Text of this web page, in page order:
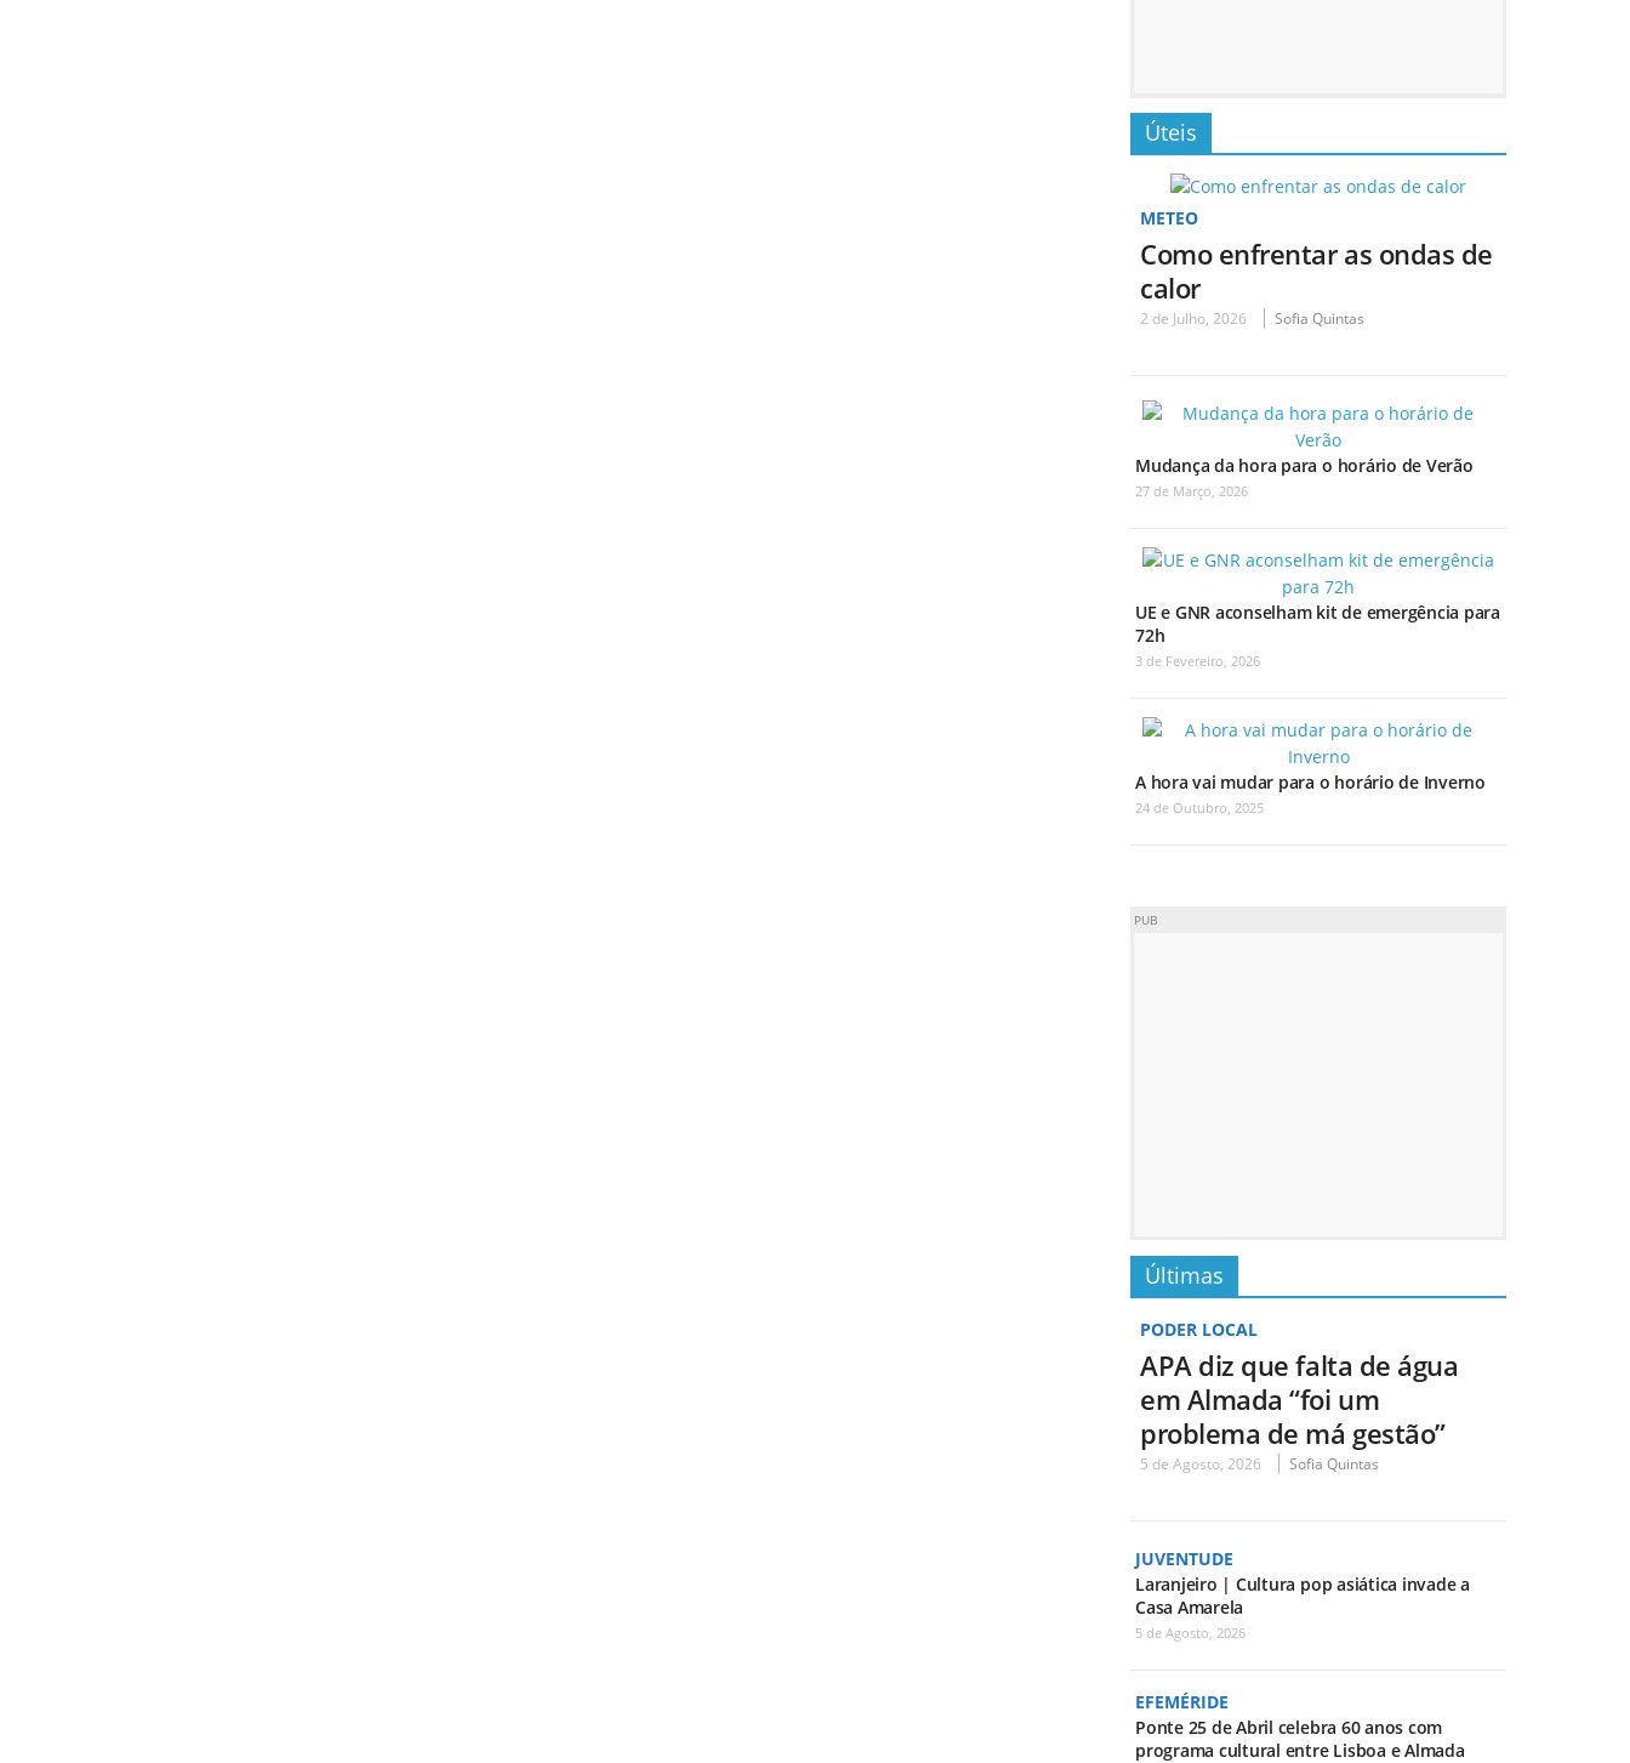
Úteis
METEO
Como enfrentar as ondas de
calor
2 de Julho, 2026 Sofia Quintas
Mudança da hora para o horário de Verão
27 de Março, 2026
UE e GNR aconselham kit de emergência para
72h
3 de Fevereiro, 2026
A hora vai mudar para o horário de Inverno
24 de Outubro, 2025
PUB
Últimas
PODER LOCAL
APA diz que falta de água
em Almada “foi um
problema de má gestão”
5 de Agosto, 2026 Sofia Quintas
JUVENTUDE
Laranjeiro | Cultura pop asiática invade a
Casa Amarela
5 de Agosto, 2026
EFEMÉRIDE
Ponte 25 de Abril celebra 60 anos com
programa cultural entre Lisboa e Almada